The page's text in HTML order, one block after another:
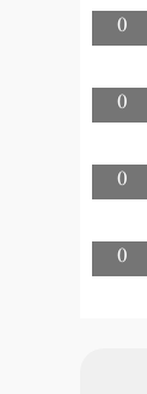
0
0
0
0